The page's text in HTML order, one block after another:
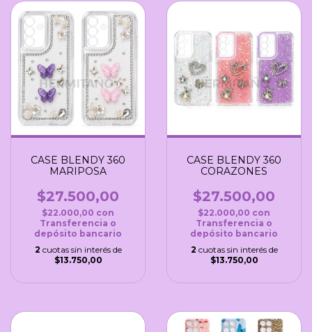
CASE BLENDY 360
MARIPOSA
$27.500,00
$22.000,00 con
Transferencia o
depósito bancario
2 cuotas sin interés de
$13.750,00
CASE BLENDY 360
CORAZONES
$27.500,00
$22.000,00 con
Transferencia o
depósito bancario
2 cuotas sin interés de
$13.750,00